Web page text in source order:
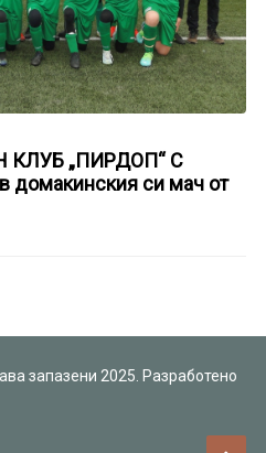
КЛУБ „ПИРДОП“ С
домакинския си мач от
запазени 2025. Разработено